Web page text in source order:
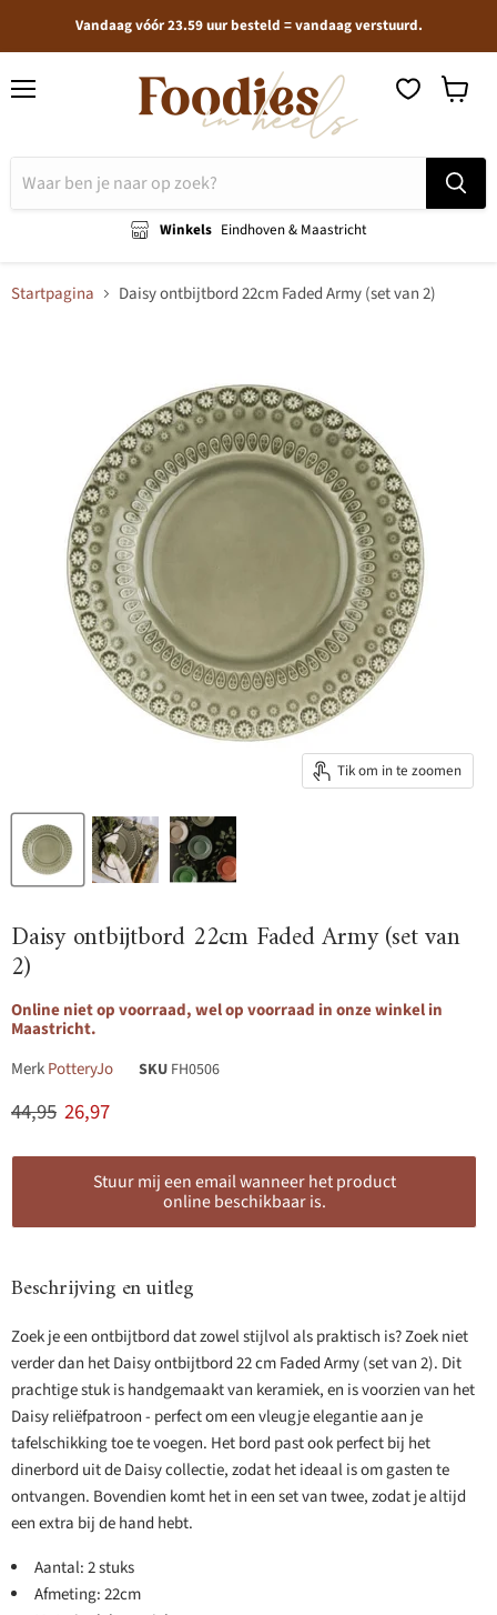
Vandaag vóór 23.59 uur besteld = vandaag verstuurd.
Winkels Eindhoven & Maastricht
Startpagina Daisy ontbijtbord 22cm Faded Army (set van 2)
Tik om in te zoomen
Daisy ontbijtbord 22cm Faded Army (set van
2)
Online niet op voorraad, wel op voorraad in onze winkel in
Maastricht.
MerkPotteryJo SKU FH0506
Originele prijs
44,95 Huidige prijs
26,97
Stuur mij een email wanneer het product
online beschikbaar is.
Beschrijving en uitleg
Zoek je een ontbijtbord dat zowel stijlvol als praktisch is? Zoek niet
verder dan het Daisy ontbijtbord 22 cm Faded Army (set van 2). Dit
prachtige stuk is handgemaakt van keramiek, en is voorzien van het
Daisy reliëfpatroon - perfect om een vleugje elegantie aan je
tafelschikking toe te voegen. Het bord past ook perfect bij het
dinerbord uit de Daisy collectie, zodat het ideaal is om gasten te
ontvangen. Bovendien komt het in een set van twee, zodat je altijd
een extra bij de hand hebt.
Aantal: 2 stuks
Afmeting: 22cm